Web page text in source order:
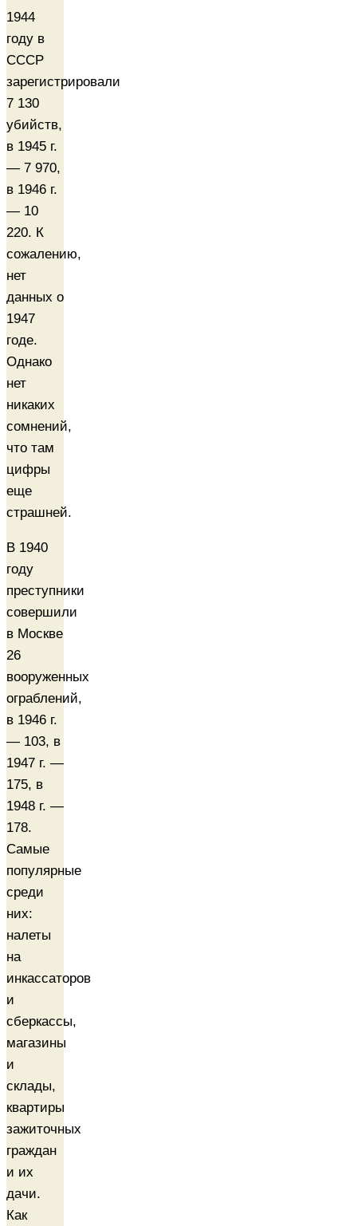
1944
году в
СССР
зарегистрировали
7 130
убийств,
в 1945 г.
— 7 970,
в 1946 г.
— 10
220. К
сожалению,
нет
данных о
1947
годе.
Однако
нет
никаких
сомнений,
что там
цифры
еще
страшней.
В 1940
году
преступники
совершили
в Москве
26
вооруженных
ограблений,
в 1946 г.
— 103, в
1947 г. —
175, в
1948 г. —
178.
Самые
популярные
среди
них:
налеты
на
инкассаторов
и
сберкассы,
магазины
и
склады,
квартиры
зажиточных
граждан
и их
дачи.
Как